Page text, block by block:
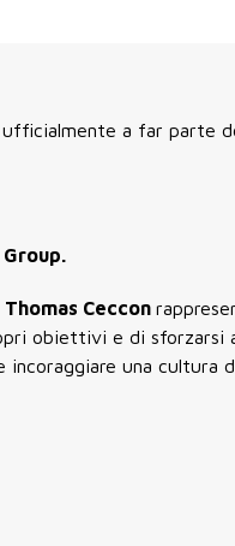
a far parte
Thomas Ceccon
obiettivi e di sforzarsi
una cultura